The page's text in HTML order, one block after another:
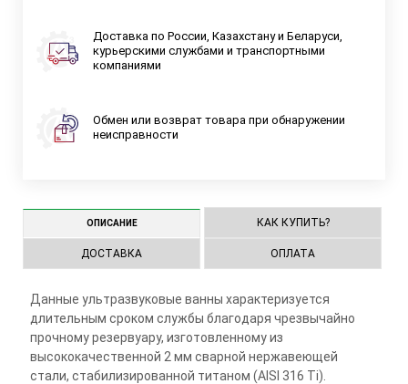
Доставка по России, Казахстану и Беларуси,
курьерскими службами и транспортными
компаниями
Обмен или возврат товара при обнаружении
неисправности
ОПИСАНИЕ КАК КУПИТЬ?
ДОСТАВКА ОПЛАТА
Данные ультразвуковые ванны характеризуется
длительным сроком службы благодаря чрезвычайно
прочному резервуару, изготовленному из
высококачественной 2 мм сварной нержавеющей
стали, стабилизированной титаном (AISI 316 Ti).